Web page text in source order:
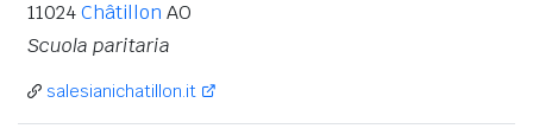
11024Châtillon AO
Scuola paritaria
salesianichatillon.it